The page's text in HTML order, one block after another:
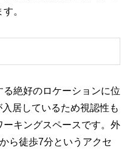
。
絶好のロケーションに位
居しているため視認性も
キングスペースです。外
ら徒歩7分というアクセ